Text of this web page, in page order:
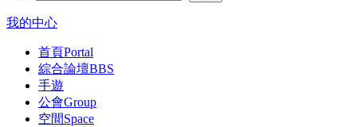
我的中心
首頁Portal
綜合論壇BBS
手遊
公會Group
空間Space